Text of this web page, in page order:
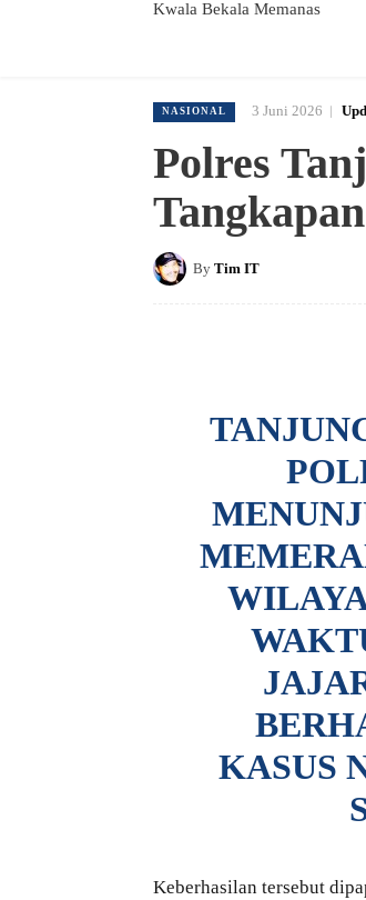
Kwala Bekala Memanas
NASIONAL 3 Juni 2026
Polres
By Tim IT
KASUS
Keberhasilan tersebut